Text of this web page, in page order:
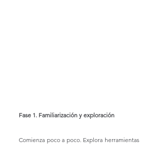
Fase 1. Familiarización y exploración
Comienza poco a poco. Explora herramientas